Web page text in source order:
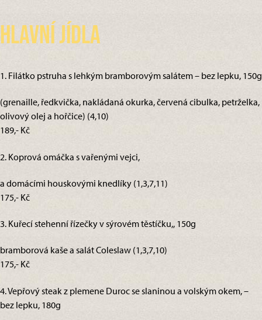
Hlavní jídla
1. Filátko pstruha s lehkým bramborovým salátem – bez lepku, 150g
(grenaille, ředkvička, nakládaná okurka, červená cibulka, petrželka,
olivový olej a hořčice) (4,10)
189,- Kč
2. Koprová omáčka s vařenými vejci,
a domácími houskovými knedlíky (1,3,7,11)
175,- Kč
3. Kuřecí stehenní řízečky v sýrovém těstíčku,, 150g
bramborová kaše a salát Coleslaw (1,3,7,10)
175,- Kč
4. Vepřový steak z plemene Duroc se slaninou a volským okem, –
bez lepku, 180g